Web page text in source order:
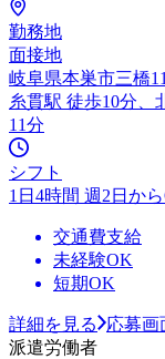
勤務地
面接地
岐阜県本巣市三橋
糸貫駅 徒歩10分、
11分
シフト
1日4時間 週2日か
交通費支給
未経験OK
短期OK
詳細を見る
応募画
派遣労働者